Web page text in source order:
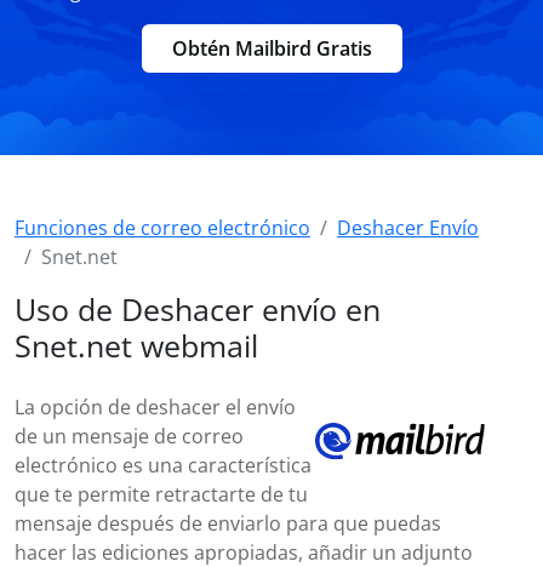
Obtén Mailbird Gratis
Funciones de correo electrónico
Deshacer Envío
Snet.net
Uso de Deshacer envío en
Snet.net webmail
La opción de deshacer el envío
de un mensaje de correo
electrónico es una característica
que te permite retractarte de tu
mensaje después de enviarlo para que puedas
hacer las ediciones apropiadas, añadir un adjunto